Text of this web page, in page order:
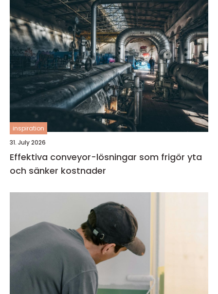
inspiration
31. July 2026
Effektiva conveyor-lösningar som frigör yta
och sänker kostnader